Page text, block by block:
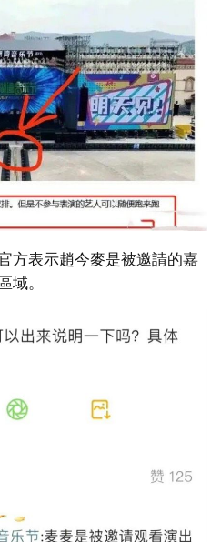
方表示趙今麥是被邀請的嘉
域。